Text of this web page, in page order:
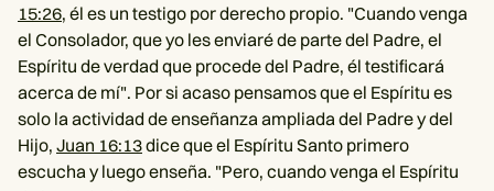
15:26, él es un testigo por derecho propio. "Cuando venga
el Consolador, que yo les enviaré de parte del Padre, el
Espíritu de verdad que procede del Padre, él testificará
acerca de mí". Por si acaso pensamos que el Espíritu es
solo la actividad de enseñanza ampliada del Padre y del
Hijo, Juan 16:13dice que el Espíritu Santo primero
escucha y luego enseña. "Pero, cuando venga el Espíritu